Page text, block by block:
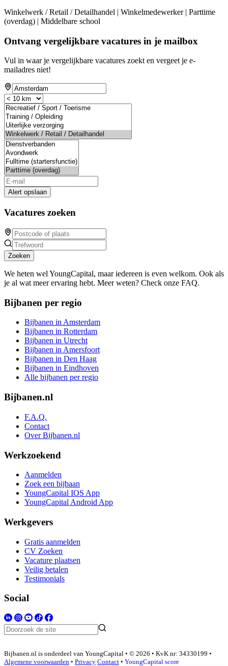
Winkelwerk / Retail / Detailhandel | Winkelmedewerker | Parttime
(overdag) | Middelbare school
Ontvang vergelijkbare vacatures in je mailbox
Vul in waar je vergelijkbare vacatures zoekt en vergeet je e-
mailadres niet!
Alert opslaan
Vacatures zoeken
Zoeken
We heten wel YoungCapital, maar iedereen is even welkom. Ook als
je al wat meer ervaring hebt. Meer weten? Check onze FAQ.
Bijbanen per regio
Bijbanen in Amsterdam
Bijbanen in Rotterdam
Bijbanen in Utrecht
Bijbanen in Amersfoort
Bijbanen in Den Haag
Bijbanen in Eindhoven
Alle bijbanen per regio
Bijbanen.nl
F.A.Q.
Contact
Over Bijbanen.nl
Werkzoekend
Aanmelden
Zoek een bijbaan
YoungCapital IOS App
YoungCapital Android App
Werkgevers
Gratis aanmelden
CV Zoeken
Vacature plaatsen
Veilig betalen
Testimonials
Social
Bijbanen.nl is onderdeel van YoungCapital • © 2026 • KvK nr: 34330199 •
Algemene voorwaarden • Privacy Contact • YoungCapital score